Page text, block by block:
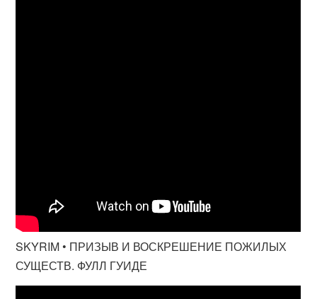
SKYRIM • ПРИЗЫВ И ВОСКРЕШЕНИЕ ПОЖИЛЫХ
СУЩЕСТВ. ФУЛЛ ГУИДЕ